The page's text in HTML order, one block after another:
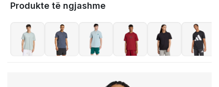
Produkte të ngjashme